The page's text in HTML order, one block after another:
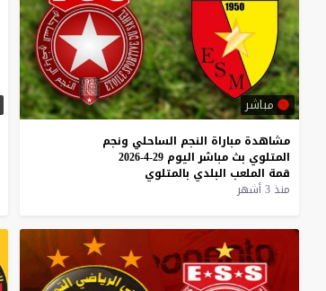
مباشر
مشاهدة مباراة النجم الساحلي ونجم
المتلوي بث مباشر اليوم 29-4-2026
قمة الملعب البلدي بالمتلوي
منذ 3 أشهر